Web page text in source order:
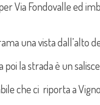
Via Fondovalle ed
una vista dall’alto
poi la strada è un
che ci riporta a